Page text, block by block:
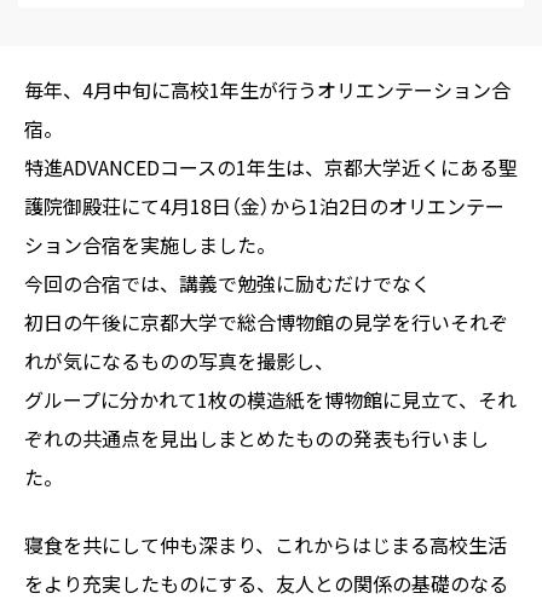
毎年、4月中旬に高校1年生が行うオリエンテーション合
宿。
特進ADVANCEDコースの1年生は、京都大学近くにある聖
護院御殿荘にて4月18日（金）から1泊2日のオリエンテー
ション合宿を実施しました。
今回の合宿では、講義で勉強に励むだけでなく
初日の午後に京都大学で総合博物館の見学を行いそれぞ
れが気になるものの写真を撮影し、
グループに分かれて1枚の模造紙を博物館に見立て、それ
ぞれの共通点を見出しまとめたものの発表も行いまし
た。
寝食を共にして仲も深まり、これからはじまる高校生活
をより充実したものにする、友人との関係の基礎のなる